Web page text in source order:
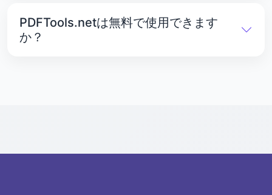
時に問題なく画像に変換できます。.
PDFTools.netは無料で使用できます
か？